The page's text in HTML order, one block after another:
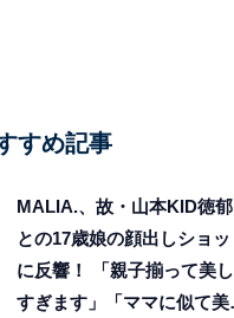
すめ記事
MALIA.、故・山本KID徳郁
との17歳娘の顔出しショッ
に反響！ 「親子揃って美し
すぎます」「ママに似て美